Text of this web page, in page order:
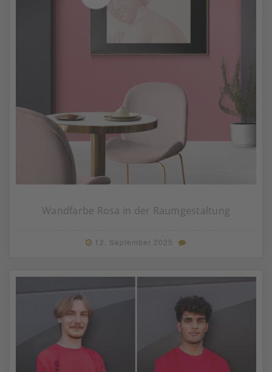
Wandfarbe Rosa in der Raumgestaltung
12. September 2025